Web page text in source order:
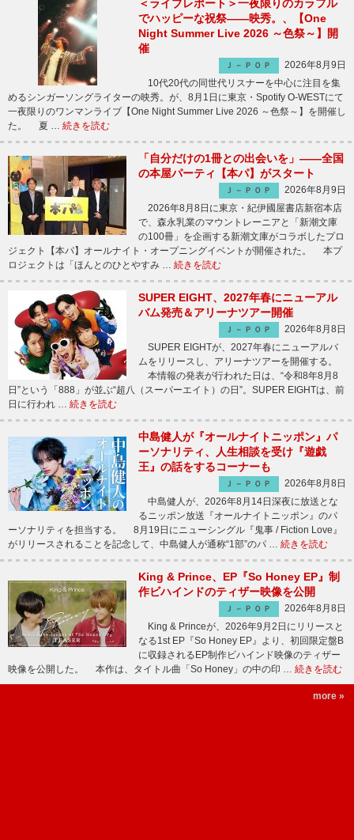
＜ライブレポート＞一夜限りのカラフル
でハッピーな祝祭――映秀。、【One
Night Summer Live 2026 ～色祭～】開
催
Ｊ－ＰＯＰ
2026年8月9日
10代20代の同世代リスナーを中心に注目を集
めるシンガーソングライターの映秀。が、8月1日に東京・Spotify O-WESTにて
一夜限りのワンマンライブ【One Night Summer Live 2026 ～色祭～】を開催し
た。 夏 … 続きを読む
「自分だけの1冊との出会いを」――全国
の本屋パーティ【本パ】がスタート
Ｊ－ＰＯＰ
2026年8月9日
2026年8月8日に東京・紀伊國屋書店新宿本店
で、森永乳業のマウントレーニアと「新潮文庫
の100冊」を企画する新潮文庫がコラボしたプロ
ジェクト【本パ】オールナイト・オープニングイベントが開催された。 本プ
ロジェクトは「ほんとのひとやすみ … 続きを読む
SUPER EIGHT、2027年春にニューアル
バム発売＆アリーナツアー開催
Ｊ－ＰＯＰ
2026年8月8日
SUPER EIGHTが、2027年春にニューアルバ
ムをリリースし、アリーナツアーを開催する。
本情報の発表が行われた日は、“令和8年8月8
日”という「888」が並ぶ“超八（スーパーエイト）の日”。SUPER EIGHTは、前
日に行われ … 続きを読む
中島健人が『オールナイトニッポン』パ
ーソナリティ、人生相談を受け『遊戯
王』の話をするコーナーも
Ｊ－ＰＯＰ
2026年8月8日
中島健人が、2026年8月14日深夜に放送とな
るニッポン放送『オールナイトニッポン』のパ
ーソナリティを担当する。 8月19日にニューシングル『鬼事 / Fiction Love』
がリリースされることを記念して、中島健人が通称“1部”のパ … 続きを読む
King & Prince、EP『So Honey EP』制
作ビハインドのティザー映像を公開
Ｊ－ＰＯＰ
2026年8月8日
King & Princeが、2026年9月2日にリリースと
なる1st EP『So Honey EP』より、初回限定盤B
に収録されるEP制作ビハインド映像のティザー
映像を公開した。 本作は、タイトル曲「So Honey」の中の印 … 続きを読む
more »